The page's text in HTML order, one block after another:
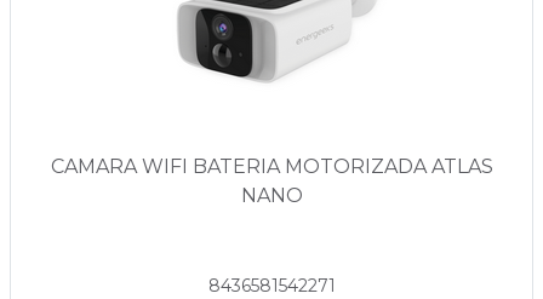
CAMARA WIFI BATERIA MOTORIZADA ATLAS
NANO
8436581542271